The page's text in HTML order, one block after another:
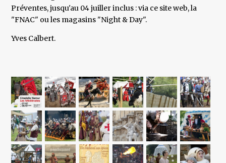
Préventes, jusqu'au 04 juiller inclus : via ce site web, la
"FNAC" ou les magasins "Night & Day".
Yves Calbert.